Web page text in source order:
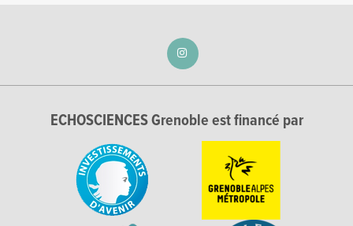
ECHOSCIENCES Grenoble est financé par